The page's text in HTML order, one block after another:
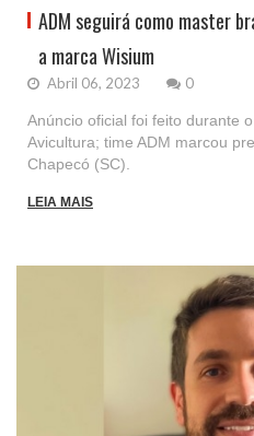
ADM seguirá como master
a marca Wisium
Abril 06, 2023 0
Anúncio oficial foi feito durante
Avicultura; time ADM marcou
Chapecó (SC).
LEIA MAIS